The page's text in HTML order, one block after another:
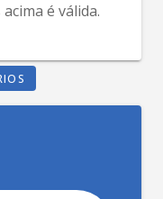
é válida.